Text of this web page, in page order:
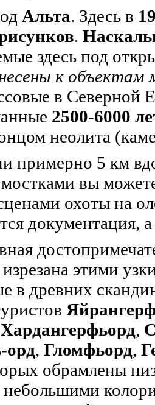
Альта. Здесь в
.
здесь под
к объектам
в Северной
2500-6000
неолита
примерно 5 км
вы
охоты на
документация,
этими
в древних
Хардангерфьорд,
, Гломфьорд,
обрамлены
небольшими